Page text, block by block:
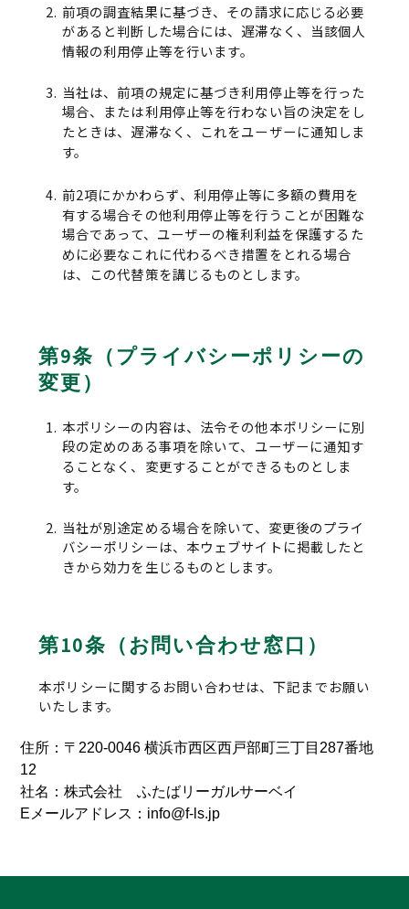
前項の調査結果に基づき、その請求に応じる必要
があると判断した場合には、遅滞なく、当該個人
情報の利用停止等を行います。
当社は、前項の規定に基づき利用停止等を行った
場合、または利用停止等を行わない旨の決定をし
たときは、遅滞なく、これをユーザーに通知しま
す。
前2項にかかわらず、利用停止等に多額の費用を
有する場合その他利用停止等を行うことが困難な
場合であって、ユーザーの権利利益を保護するた
めに必要なこれに代わるべき措置をとれる場合
は、この代替策を講じるものとします。
第9条（プライバシーポリシーの
変更）
本ポリシーの内容は、法令その他本ポリシーに別
段の定めのある事項を除いて、ユーザーに通知す
ることなく、変更することができるものとしま
す。
当社が別途定める場合を除いて、変更後のプライ
バシーポリシーは、本ウェブサイトに掲載したと
きから効力を生じるものとします。
第10条（お問い合わせ窓口）
本ポリシーに関するお問い合わせは、下記までお願い
いたします。
住所：〒220-0046 横浜市西区西戸部町三丁目287番地
12
社名：株式会社 ふたばリーガルサーベイ
Eメールアドレス：info@f-ls.jp